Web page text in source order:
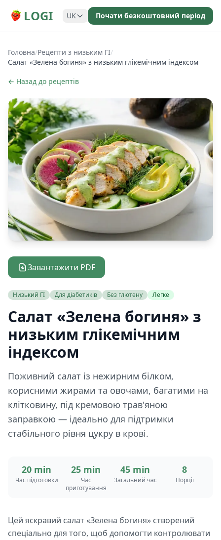
LOGI UK Почати безкоштовний період
Головна/Рецепти з низьким ГІ/
Салат «Зелена богиня» з низьким глікемічним індексом
← Назад до рецептів
Завантажити PDF
Низький ГІ Для діабетиків Без глютену Легке
Салат «Зелена богиня» з
низьким глікемічним
індексом
Поживний салат із нежирним білком,
корисними жирами та овочами, багатими на
клітковину, під кремовою трав'яною
заправкою — ідеально для підтримки
стабільного рівня цукру в крові.
20 min
Час підготовки
25 min
Час
приготування
45 min
Загальний час
8
Порції
Цей яскравий салат «Зелена богиня» створений
спеціально для того, щоб допомогти контролювати